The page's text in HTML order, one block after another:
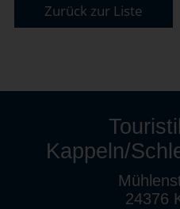
Zurück zur Liste
Kappeln/
24376